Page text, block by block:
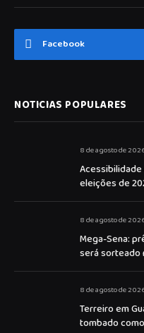
Facebook
NOTICIAS POPULARES
8 de agosto de
Acessibilidade
eleições de
8 de agosto de
Mega-Sena:
será sorteado
8 de agosto de
Terreiro em
tombado